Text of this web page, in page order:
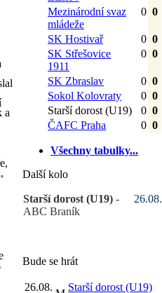
a
Mezinárodní svaz
mládeže
0 0
SK Hostivař 0 0
SK Střešovice
1911
0 0
SK Zbraslav 0 0
Sokol Kolovraty
0 0
Starší dorost (U19)
0 0
ČAFC Praha
0 0
Všechny tabulky...
Další kolo
Starší dorost (U19) -
ABC Braník
26.08.
Bude se hrát
26.08.
Starší dorost (U19)